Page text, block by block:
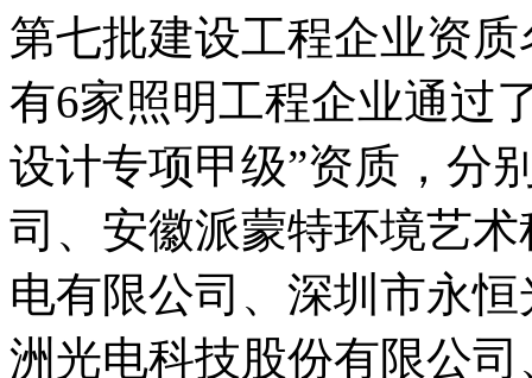
第七批建设工程企业资
有6家照明工程企业通过
设计专项甲级”资质，分
司、安徽派蒙特环境艺
电有限公司、深圳市永
洲光电科技股份有限公